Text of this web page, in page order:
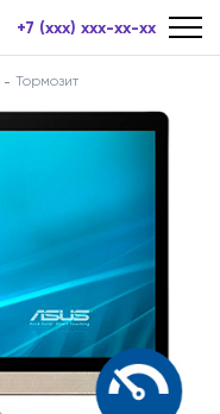
+7 (xxx) xxx-xx-xx
Тормозит